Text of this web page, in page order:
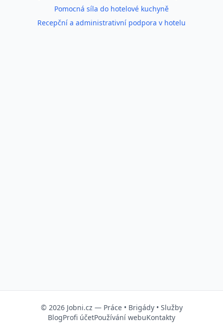
Pomocná síla do hotelové kuchyně
Recepční a administrativní podpora v hotelu
© 2026 Jobni.cz — Práce• Brigády• Služby
BlogProfi účetPoužívání webuKontakty